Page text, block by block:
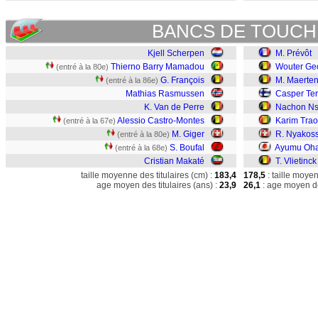
BANCS DE
Kjell Scherpen
(entré à la 80e) Thierno Barry Mamadou
(entré à la 86e) G. François
Mathias Rasmussen
K. Van de Perre
(entré à la 67e) Alessio Castro-Montes
(entré à la 80e) M. Giger
(entré à la 68e) S. Boufal
Cristian Makaté
M. Prévôt
Wouter
M.
Casper
Nachon
Karim
R.
Ayumu
T. Vlietinck
taille moyenne des titulaires (cm) : 183,4
age moyen des titulaires (ans) : 23,9
178,5 : taille
26,1 : age moyen